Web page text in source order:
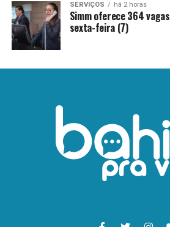
SERVIÇOS há 2 horas
Simm oferece 364
sexta-feira (7)